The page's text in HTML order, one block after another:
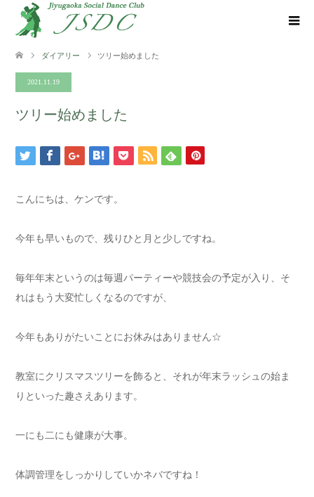
ダイアリー ツリー始めました
2021.11.19
ツリー始めました
こんにちは、ケンです。
今年も早いもので、残りひと月と少しですね。
毎年年末というのは毎週パーティーや競技会の予定が入り、そ
れはもう大変忙しくなるのですが、
今年もありがたいことにお休みはありません☆
教室にクリスマスツリーを飾ると、それが年末ラッシュの始ま
りといった趣さえあります。
一にも二にも健康が大事。
体調管理をしっかりしていかネバですね！